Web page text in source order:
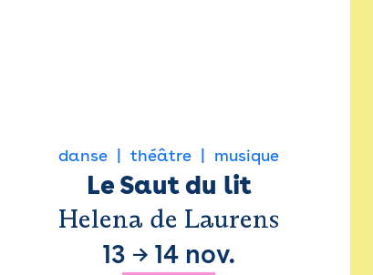
danse théâtre musique
Le Saut du lit
Helena de Laurens
13 → 14 nov.